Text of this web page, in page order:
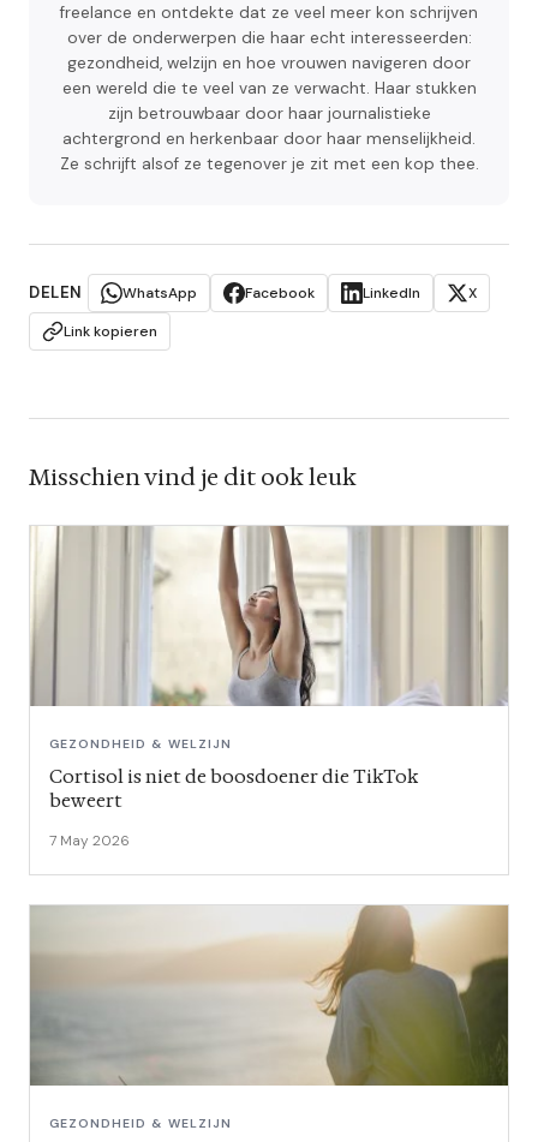
freelance en ontdekte dat ze veel meer kon schrijven
over de onderwerpen die haar echt interesseerden:
gezondheid, welzijn en hoe vrouwen navigeren door
een wereld die te veel van ze verwacht. Haar stukken
zijn betrouwbaar door haar journalistieke
achtergrond en herkenbaar door haar menselijkheid.
Ze schrijft alsof ze tegenover je zit met een kop thee.
DELEN WhatsApp Facebook LinkedIn
X
Link kopieren
Misschien vind je dit ook leuk
GEZONDHEID & WELZIJN
Cortisol is niet de boosdoener die TikTok
beweert
7 May 2026
GEZONDHEID & WELZIJN